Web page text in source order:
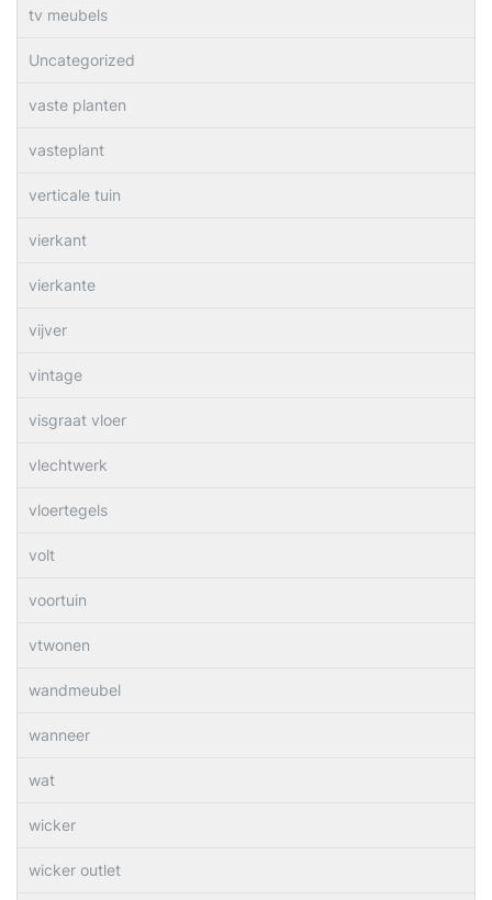
tv meubels
Uncategorized
vaste planten
vasteplant
verticale tuin
vierkant
vierkante
vijver
vintage
visgraat vloer
vlechtwerk
vloertegels
volt
voortuin
vtwonen
wandmeubel
wanneer
wat
wicker
wicker outlet